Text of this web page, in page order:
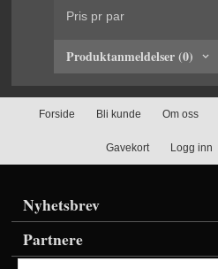
Pris pr par
Produktanmeldelser (0)
Forside Bli kunde Om oss
Gavekort Logg inn
Nyhetsbrev
Partnere